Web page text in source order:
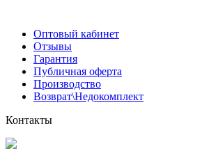
Оптовый кабинет
Отзывы
Гарантия
Публичная оферта
Производство
Возврат\Недокомплект
Контакты